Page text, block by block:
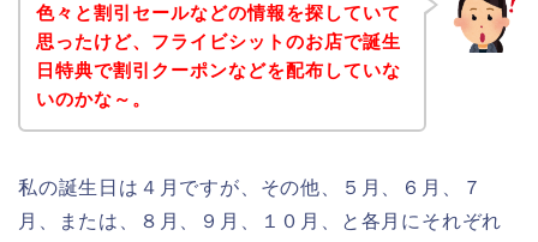
色々と割引セールなどの情報を探していて
思ったけど、フライビシットのお店で誕生
日特典で割引クーポンなどを配布していな
いのかな～。
私の誕生日は４月ですが、その他、５月、６月、７
月、または、８月、９月、１０月、と各月にそれぞれ